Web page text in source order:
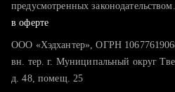
предусмотренных
в оферте
ООО «Хэдхантер», ОГРН
вн. тер. г. Муниципальный округ
д. 48, помещ. 25